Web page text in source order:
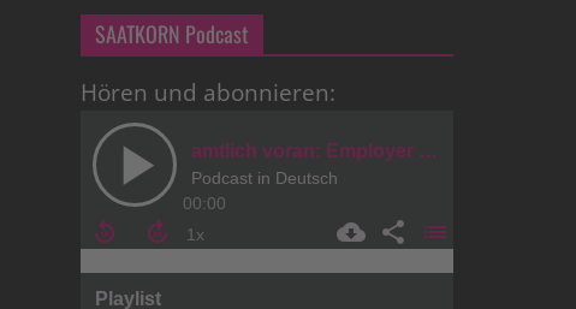
SAATKORN Podcast
Hören und abonnieren: